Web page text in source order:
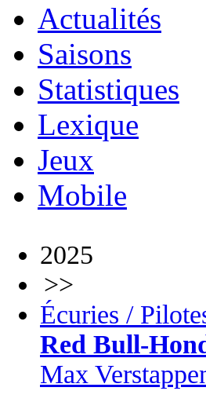
Actualités
Saisons
Statistiques
Lexique
Jeux
Mobile
2025
>>
Écuries /
Red Bull-
Max